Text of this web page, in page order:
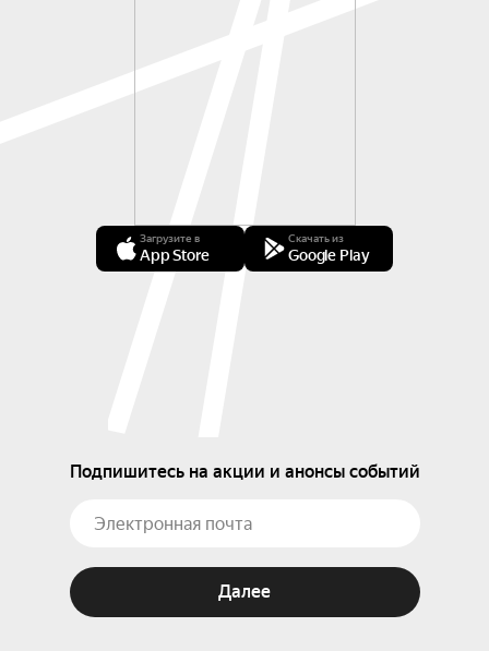
Загрузите в
App Store
Скачать из
Google Play
Подпишитесь на акции и анонсы событий
Далее